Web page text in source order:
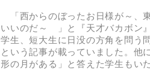
「西からのぼったお日様が～、
いいのだ～ 」と『天才バカボン
学生、短大生に日没の方角を問う
という記事が載っていました。他
形の月がある」と答えた学生もい